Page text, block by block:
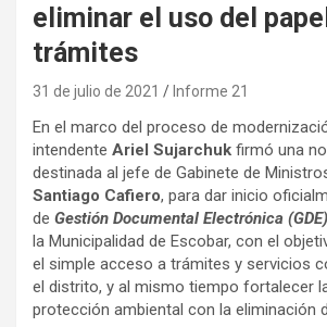
eliminar el uso del
trámites
31 de julio de 2021 Informe 21
En el marco del proceso de
intendente Ariel Sujarchuk firmó una
destinada al jefe de Gabinete de
Santiago Cafiero, para dar inicio
de Gestión Documental Electrónica
la Municipalidad de Escobar, con el
el simple acceso a trámites y servicios
el distrito, y al mismo tiempo fortalecer
protección ambiental con la eliminación